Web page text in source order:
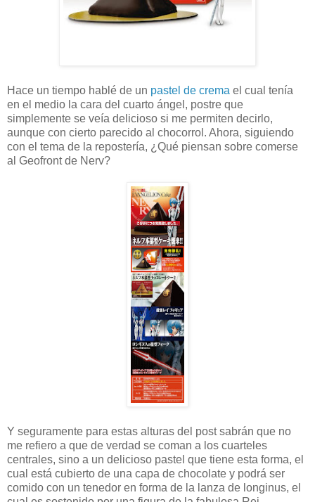
Hace un tiempo hablé de un pastel de crema el cual tenía
en el medio la cara del cuarto ángel, postre que
simplemente se veía delicioso si me permiten decirlo,
aunque con cierto parecido al chocorrol. Ahora, siguiendo
con el tema de la repostería, ¿Qué piensan sobre comerse
al Geofront de Nerv?
Y seguramente para estas alturas del post sabrán que no
me refiero a que de verdad se coman a los cuarteles
centrales, sino a un delicioso pastel que tiene esta forma, el
cual está cubierto de una capa de chocolate y podrá ser
comido con un tenedor en forma de la lanza de longinus, el